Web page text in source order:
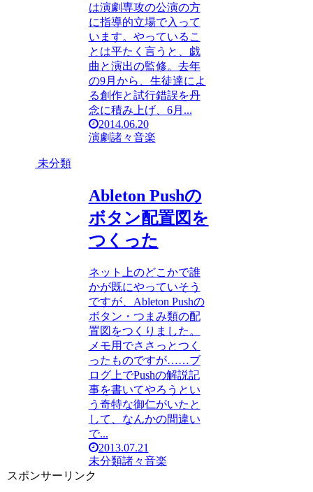
は演劇専攻の公演の方
に指導的立場で入って
います。やっているこ
とは平たく言うと、戯
曲と演出の監修。去年
の9月から、生徒達によ
る創作と試行錯誤を丹
念に積み上げ、6月...
2014.06.20
演劇諸々音楽
未分類
Ableton Pushの
ボタン配置図を
つくった
ネット上のどこかで誰
かが既にやっていそう
ですが、Ableton Pushの
ボタン・つまみ類の配
置図をつくりました。
メモ用でささっとつく
ったものですが……ブ
ログ上でPushの解説記
事を書いてやろうとい
う奇特な御仁がいたと
して、なんかの間違い
で...
2013.07.21
未分類諸々音楽
スポンサーリンク